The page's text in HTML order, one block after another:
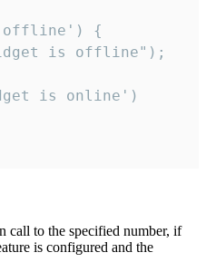
{
is offline");
is online')
call to the specified number, if
is configured and the